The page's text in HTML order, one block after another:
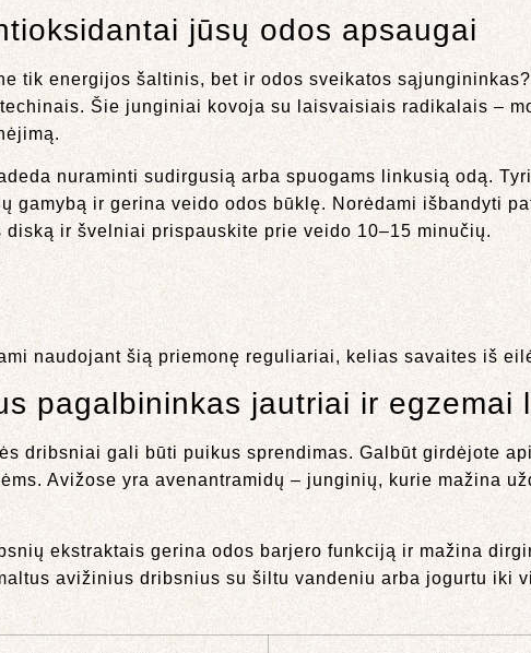
jūsų odos apsaugai
tik energijos šaltinis, bet ir odos sveikatos
Šie junginiai kovoja su laisvaisiais radikalais –
nuraminti sudirgusią arba spuogams linkusią odą.
gamybą ir gerina veido odos būklę. Norėdami išbandyti
ir švelniai prispauskite prie veido 10–15 minučių.
naudojant šią priemonę reguliariai, kelias savaites iš
pagalbininkas jautriai ir egzemai
dribsniai gali būti puikus sprendimas. Galbūt girdėjote
Avižose yra avenantramidų – junginių, kurie mažina
ekstraktais gerina odos barjero funkciją ir mažina
avižinius dribsnius su šiltu vandeniu arba jogurtu iki